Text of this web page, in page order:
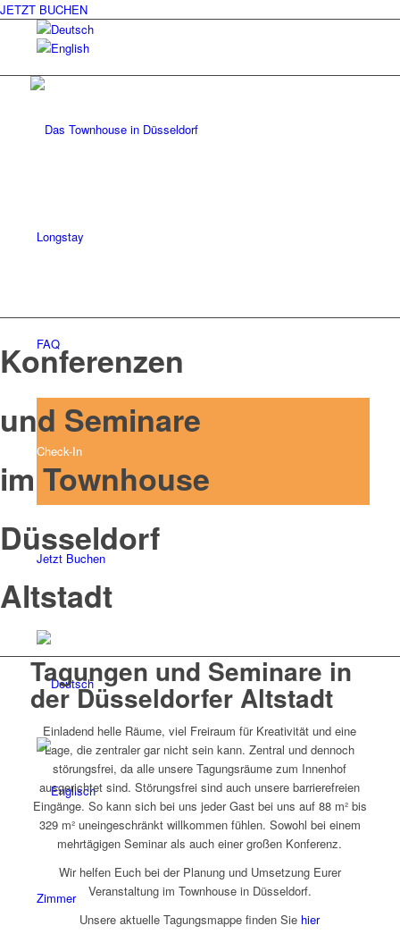
JETZT BUCHEN
Longstay
FAQ
Check-In
Jetzt Buchen
Zimmer
Konferenzen
und Seminare
im Townhouse
Düsseldorf
Altstadt
Tagungen und Seminare in
der Düsseldorfer Altstadt
Einladend helle Räume, viel Freiraum für Kreativität und eine
Lage, die zentraler gar nicht sein kann. Zentral und dennoch
störungsfrei, da alle unsere Tagungsräume zum Innenhof
ausgerichtet sind. Störungsfrei sind auch unsere barrierefreien
Eingänge. So kann sich bei uns jeder Gast bei uns auf 88 m² bis
329 m² uneingeschränkt willkommen fühlen. Sowohl bei einem
mehrtägigen Seminar als auch einer großen Konferenz.
Wir helfen Euch bei der Planung und Umsetzung Eurer
Veranstaltung im Townhouse in Düsseldorf.
Unsere aktuelle Tagungsmappe finden Sie hier